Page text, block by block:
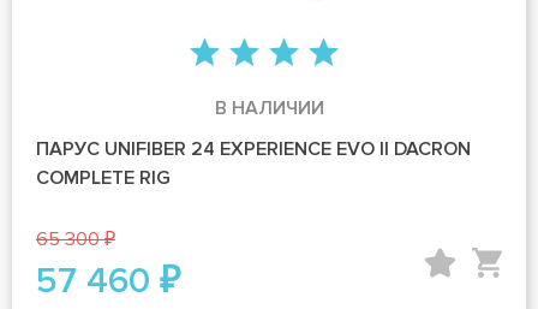
В НАЛИЧИИ
ПАРУС UNIFIBER 24 EXPERIENCE EVO II DACRON
COMPLETE RIG
65 300 ₽
57 460 ₽